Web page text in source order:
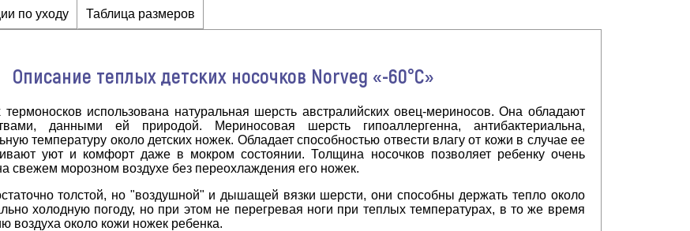
по уходу Таблица размеров
Описание теплых детских носочков Norveg «-60°C»
термоносков использована натуральная шерсть австралийских овец-мериносов. Она обладают
данными ей природой. Мериносовая шерсть гипоаллергенна, антибактериальна,
температуру около детских ножек. Обладает способностью отвести влагу от кожи в случае ее
уют и комфорт даже в мокром состоянии. Толщина носочков позволяет ребенку очень
свежем морозном воздухе без переохлаждения его ножек.
толстой, но "воздушной" и дышащей вязки шерсти, они способны держать тепло около
холодную погоду, но при этом не перегревая ноги при теплых температурах, в то же время
воздуха около кожи ножек ребенка.